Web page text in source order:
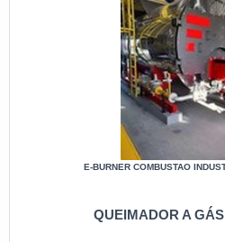
E-BURNER COMBUSTAO
QUEIMADOR A